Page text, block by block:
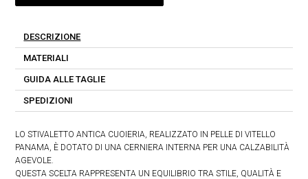
DESCRIZIONE
MATERIALI
GUIDA ALLE TAGLIE
SPEDIZIONI
LO STIVALETTO ANTICA CUOIERIA, REALIZZATO IN PELLE DI VITELLO
PANAMA, È DOTATO DI UNA CERNIERA INTERNA PER UNA CALZABILITÀ
AGEVOLE.
QUESTA SCELTA RAPPRESENTA UN EQUILIBRIO TRA STILE, QUALITÀ E